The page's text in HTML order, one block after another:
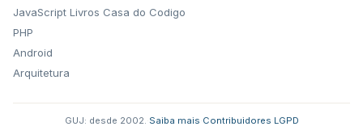
JavaScript
PHP
Android
Arquitetura
Livros Casa do Codigo
GUJ: desde 2002. Saiba mais Contribuidores LGPD